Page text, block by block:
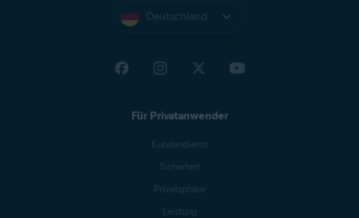
Deutschland
Für Privatanwender
Kundendienst
Sicherheit
Privatsphäre
Leistung